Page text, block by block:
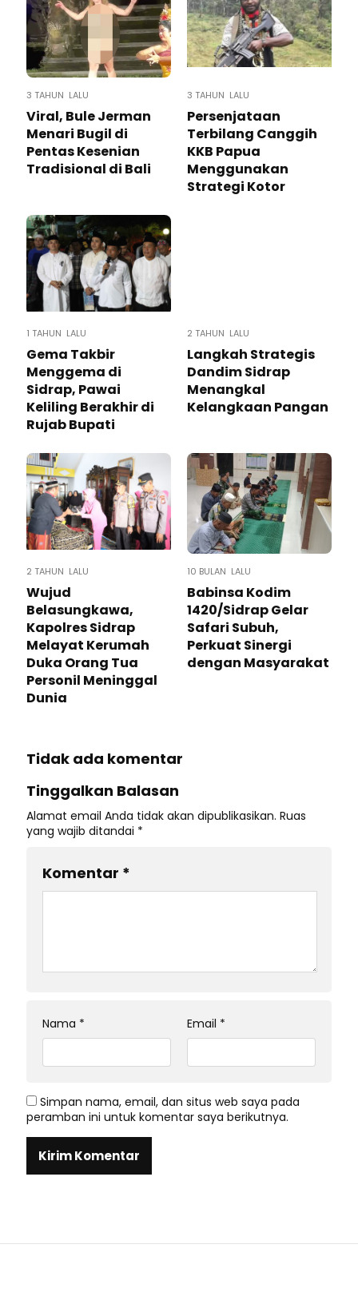
3 TAHUN LALU
Viral, Bule Jerman
Menari Bugil di
Pentas Kesenian
Tradisional di Bali
3 TAHUN LALU
Persenjataan
Terbilang Canggih
KKB Papua
Menggunakan
Strategi Kotor
1 TAHUN LALU
Gema Takbir
Menggema di
Sidrap, Pawai
Keliling Berakhir di
Rujab Bupati
2 TAHUN LALU
Langkah Strategis
Dandim Sidrap
Menangkal
Kelangkaan Pangan
2 TAHUN LALU
Wujud
Belasungkawa,
Kapolres Sidrap
Melayat Kerumah
Duka Orang Tua
Personil Meninggal
Dunia
10 BULAN LALU
Babinsa Kodim
1420/Sidrap Gelar
Safari Subuh,
Perkuat Sinergi
dengan Masyarakat
Tidak ada komentar
Tinggalkan Balasan
Alamat email Anda tidak akan dipublikasikan. Ruas
yang wajib ditandai *
Komentar *
Nama * Email *
Simpan nama, email, dan situs web saya pada
peramban ini untuk komentar saya berikutnya.